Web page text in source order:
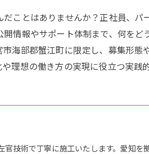
ことはありませんか？正社員、パ
情報やサポート体制まで、何をど
海部郡蟹江町に限定し、募集形態
理想の働き方の実現に役立つ実践
技術で丁寧に施工いたします。愛知を